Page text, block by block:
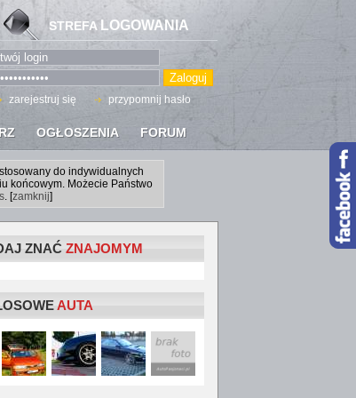
OGŁOSZENIA FORUM
STREFA LOGOWANIA
zarejestruj się przypomnij hasło
do indywidualnych
końcowym. Możecie Państwo
. [zamknij]
ZNAĆ ZNAJOMYM
AUTA